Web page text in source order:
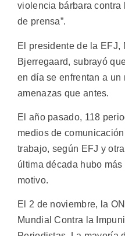
violencia bárbara contra
de prensa”.
El presidente de la EFJ,
Bjerregaard, subrayó
en día se enfrentan a
amenazas que antes.
El año pasado, 118
medios de
trabajo, según EFJ y
última década hubo
motivo.
El 2 de noviembre, la
Mundial Contra la